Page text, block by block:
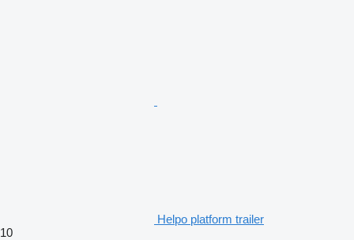
Helpo platform trailer
10